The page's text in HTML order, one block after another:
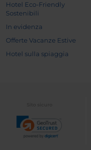
Hotel Eco-Friendly
Sostenibili
In evidenza
Offerte Vacanze Estive
Hotel sulla spiaggia